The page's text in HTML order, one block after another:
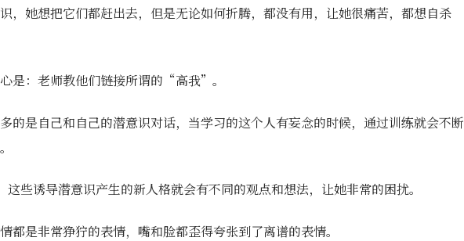
，她想把它们都赶出去，但是无论如何折腾，都没有用，让她很痛苦，都想自杀
是：老师教他们链接所谓的“高我”。
的是自己和自己的潜意识对话，当学习的这个人有妄念的时候，通过训练就会不断
些诱导潜意识产生的新人格就会有不同的观点和想法，让她非常的困扰。
都是非常狰狞的表情，嘴和脸都歪得夸张到了离谱的表情。